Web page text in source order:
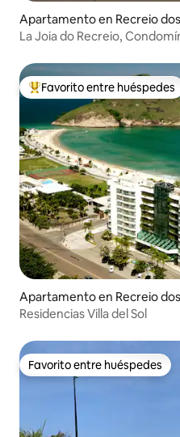
Apartamento en Recreio
La Joia do Recreio,
Favorito entre huéspedes
Favorito entre huéspedes
Apartamento en Recreio
Residencias Villa del Sol
Favorito entre huéspedes
Favorito entre huéspedes